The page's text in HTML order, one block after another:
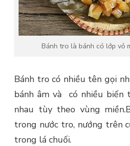
Bánh tro là bánh có lớp vỏ
Bánh tro có nhiều tên gọi
bánh âm và có nhiều biến
nhau tùy theo vùng
trong nước tro, nướng trên
trong lá chuối.